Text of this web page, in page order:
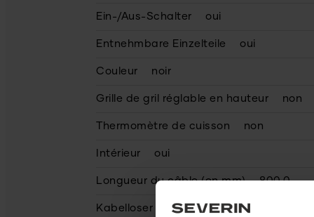
Ein-/Aus-Schalter oui
Entnehmbare Einzelteile oui
Couleur noir
Grille de gril réglable en hauteur non
Thermomètre de cuisson non
Intérieur oui
Longueur du câble (en mm) 800.0
Kabelloser Betrieb non